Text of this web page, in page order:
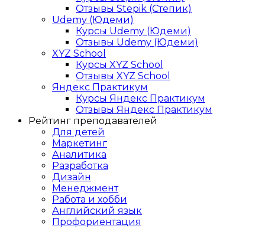
Отзывы Stepik (Степик)
Udemy (Юдеми)
Курсы Udemy (Юдеми)
Отзывы Udemy (Юдеми)
XYZ School
Курсы XYZ School
Отзывы XYZ School
Яндекс Практикум
Курсы Яндекс Практикум
Отзывы Яндекс Практикум
Рейтинг преподавателей
Для детей
Маркетинг
Аналитика
Разработка
Дизайн
Менеджмент
Работа и хобби
Английский язык
Профориентация